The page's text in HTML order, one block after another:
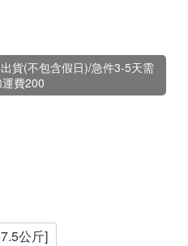
貨(不包含假日)/急件3-5天需
費200
公斤]